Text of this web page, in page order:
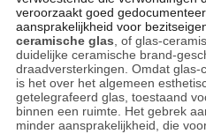
veroorzaakt goed
aansprakelijkheid voor
ceramische glas, of glas-
duidelijke ceramische brand-
draadversterkingen. Omdat glas-
is het over het algemeen
getelegrafeerd glas, toestaand
binnen een ruimte. Het gebrek
minder aansprakelijkheid, die